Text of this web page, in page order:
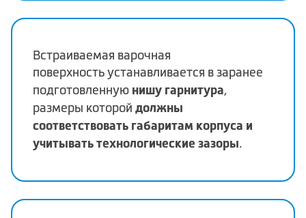
Встраиваемая варочная
поверхность устанавливается в заранее
подготовленную нишу гарнитура,
размеры которой должны
соответствовать габаритам корпуса и
учитывать технологические зазоры.